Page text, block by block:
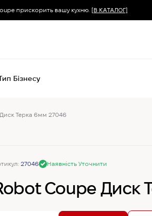
прискорить вашу кухню. [В КАТАЛОГ]
Бізнесу
Терка 6мм 27046
27046 Наявність Уточнити
Coupe Диск